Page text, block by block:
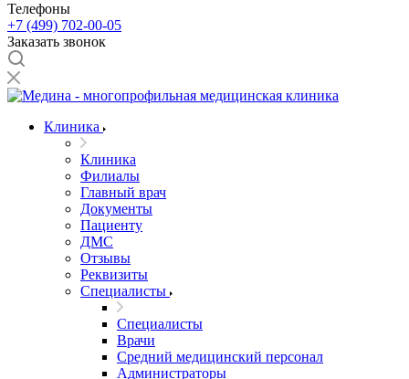
Телефоны
+7 (499) 702-00-05
Заказать звонок
Клиника
Клиника
Филиалы
Главный врач
Документы
Пациенту
ДМС
Отзывы
Реквизиты
Специалисты
Специалисты
Врачи
Средний медицинский персонал
Администраторы